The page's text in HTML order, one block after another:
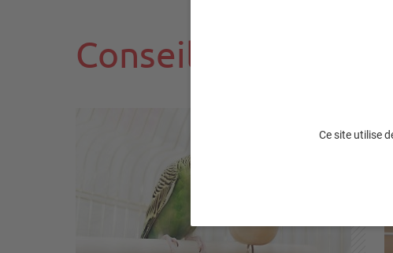
Ce site utilise
Conseils de pro